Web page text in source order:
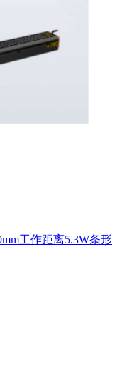
工作距离5.3W条形